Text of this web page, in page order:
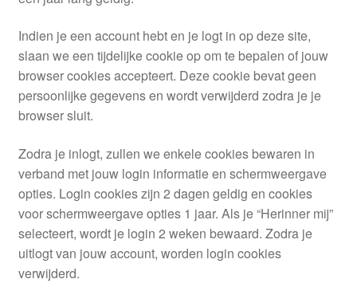
Indien je een account hebt en je logt in op deze site,
slaan we een tijdelijke cookie op om te bepalen of jouw
browser cookies accepteert. Deze cookie bevat geen
persoonlijke gegevens en wordt verwijderd zodra je je
browser sluit.
Zodra je inlogt, zullen we enkele cookies bewaren in
verband met jouw login informatie en schermweergave
opties. Login cookies zijn 2 dagen geldig en cookies
voor schermweergave opties 1 jaar. Als je “Herinner mij”
selecteert, wordt je login 2 weken bewaard. Zodra je
uitlogt van jouw account, worden login cookies
verwijderd.